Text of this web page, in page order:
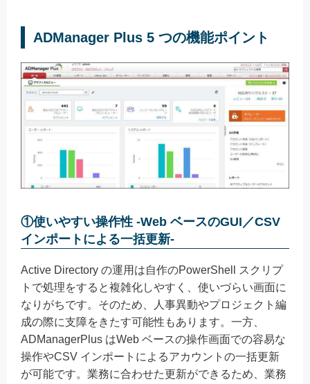
ADManager Plus 5 つの機能ポイント
①使いやすい操作性 ‐Web ベースのGUI／CSV
インポートによる一括更新‐
Active Directory の運用は自作のPowerShell スクリプ
トで処理をすると複雑化しやすく、使いづらい画面に
なりがちです。そのため、人事異動やプロジェクト編
成の際に支障をきたす可能性もあります。一方、
ADManagerPlus はWeb ベースの操作画面での容易な
操作やCSV インポートによるアカウントの一括更新
が可能です。業務に合わせた更新ができるため、業務